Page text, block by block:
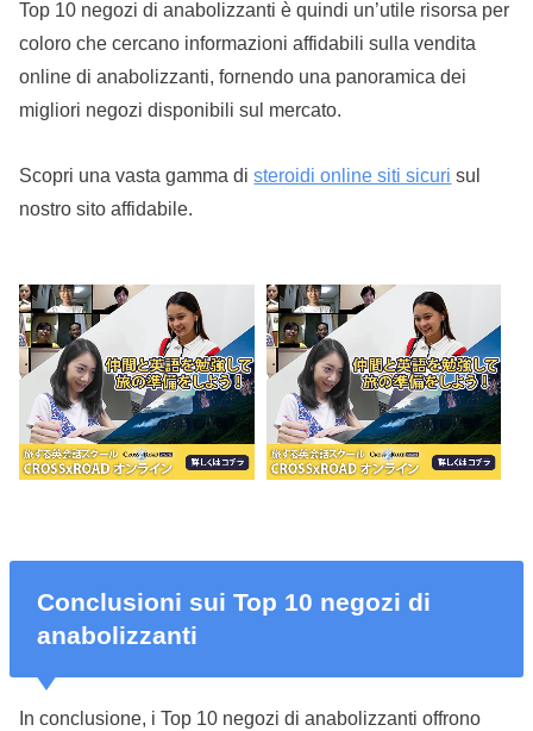
Top 10 negozi di anabolizzanti è quindi un’utile risorsa per
coloro che cercano informazioni affidabili sulla vendita
online di anabolizzanti, fornendo una panoramica dei
migliori negozi disponibili sul mercato.
Scopri una vasta gamma disteroidi online siti sicuri sul
nostro sito affidabile.
Conclusioni sui Top 10 negozi di
anabolizzanti
In conclusione, i Top 10 negozi di anabolizzanti offrono